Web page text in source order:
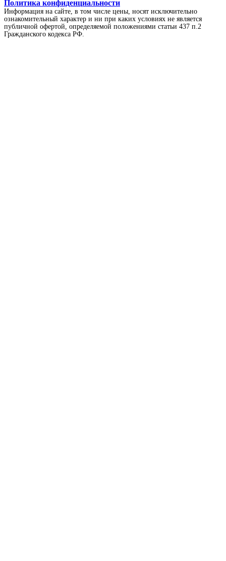
Политика конфиденциальности
Информация на сайте, в том числе цены, носят исключительно
ознакомительный характер и ни при каких условиях не является
публичной офертой, определяемой положениями статьи 437 п.2
Гражданского кодекса РФ.